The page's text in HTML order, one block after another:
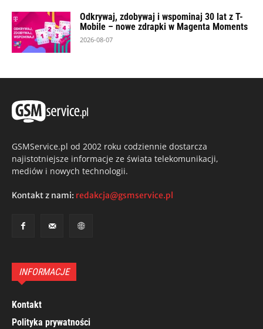
Odkrywaj, zdobywaj i wspominaj 30 lat z T-
Mobile – nowe zdrapki w Magenta Moments
2026-08-07
GSMService.pl od 2002 roku codziennie dostarcza
najistotniejsze informacje ze świata telekomunikacji,
mediów i nowych technologii.
Kontakt z nami: redakcja@gsmservice.pl
INFORMACJE
Kontakt
Polityka prywatności